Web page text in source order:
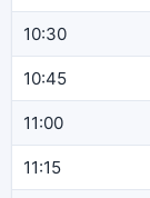
10:30
10:45
11:00
11:15